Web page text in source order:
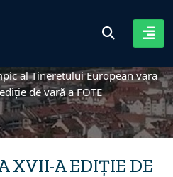
al Tineretului European vara
de vară a FOTE
XVII-A EDIȚIE DE